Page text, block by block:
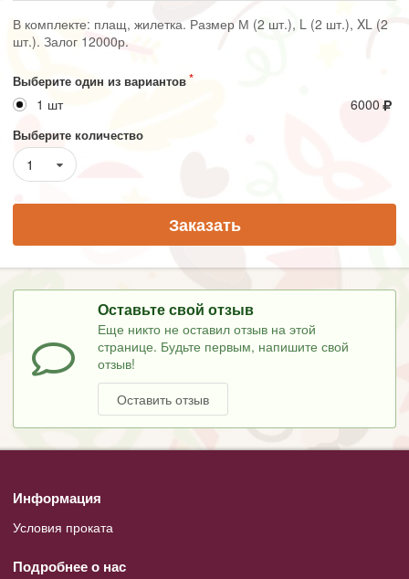
В комплекте: плащ, жилетка. Размер М (2 шт.), L (2 шт.), XL (2
шт.). Залог 12000р.
Выберите один из вариантов
1 шт 6000
Выберите количество
1
Заказать
Оставьте свой отзыв
Еще никто не оставил отзыв на этой
странице. Будьте первым, напишите свой
отзыв!
Оставить отзыв
Информация
Условия проката
Подробнее о нас